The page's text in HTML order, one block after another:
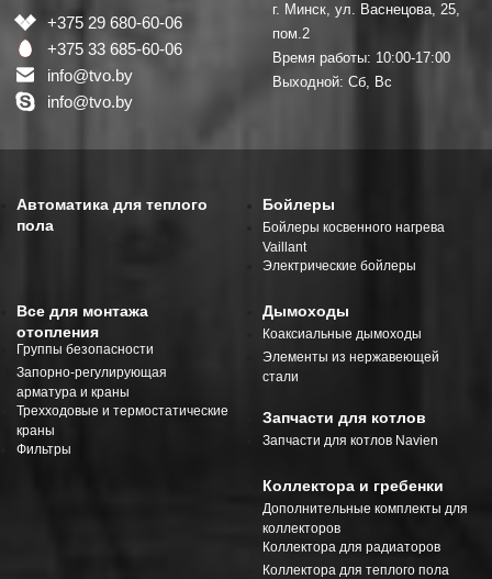
+375 29 680-60-06
+375 33 685-60-06
info@tvo.by
info@tvo.by
г. Минск, ул. Васнецова, 25,
пом.2
Время работы: 10:00-17:00
Выходной: Сб, Вс
Автоматика для теплого
пола
Бойлеры
Бойлеры косвенного нагрева
Vaillant
Электрические бойлеры
Все для монтажа
отопления
Группы безопасности
Запорно-регулирующая
арматура и краны
Трехходовые и термостатические
краны
Фильтры
Дымоходы
Коаксиальные дымоходы
Элементы из нержавеющей
стали
Запчасти для котлов
Запчасти для котлов Navien
Коллектора и гребенки
Дополнительные комплекты для
коллекторов
Коллектора для радиаторов
Коллектора для теплого пола